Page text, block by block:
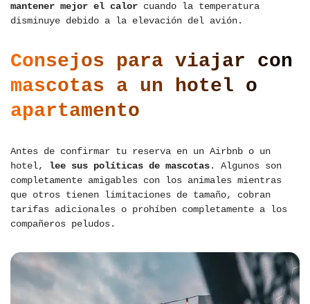
mantener mejor el calor cuando la temperatura
disminuye debido a la elevación del avión.
Consejos para viajar con
mascotas a un hotel o
apartamento
Antes de confirmar tu reserva en un Airbnb o un
hotel, lee sus políticas de mascotas. Algunos son
completamente amigables con los animales mientras
que otros tienen limitaciones de tamaño, cobran
tarifas adicionales o prohíben completamente a los
compañeros peludos.